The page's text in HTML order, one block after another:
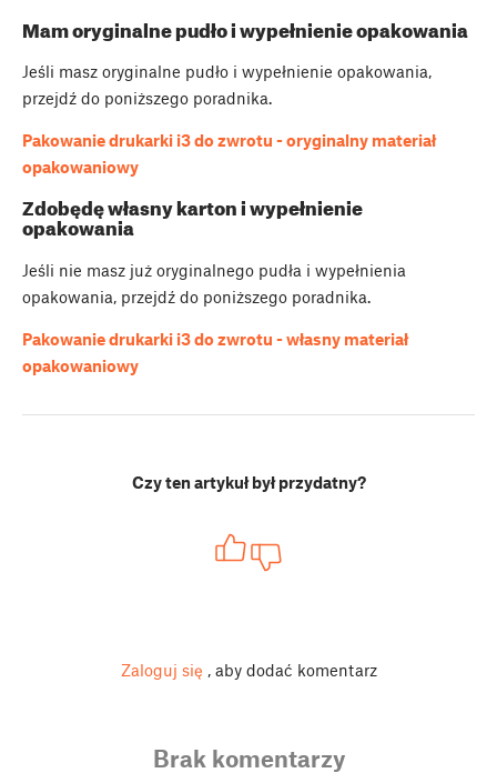
Mam oryginalne pudło i wypełnienie opakowania
Jeśli masz oryginalne pudło i wypełnienie opakowania,
przejdź do poniższego poradnika.
Pakowanie drukarki i3 do zwrotu - oryginalny materiał
opakowaniowy
Zdobędę własny karton i wypełnienie
opakowania
Jeśli nie masz już oryginalnego pudła i wypełnienia
opakowania, przejdź do poniższego poradnika.
Pakowanie drukarki i3 do zwrotu - własny materiał
opakowaniowy
Czy ten artykuł był przydatny?
Zaloguj się , aby dodać komentarz
Brak komentarzy